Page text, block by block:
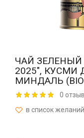
ЧАЙ ЗЕЛЕНЫЙ
2025", КУСМИ
МИНДАЛЬ
0